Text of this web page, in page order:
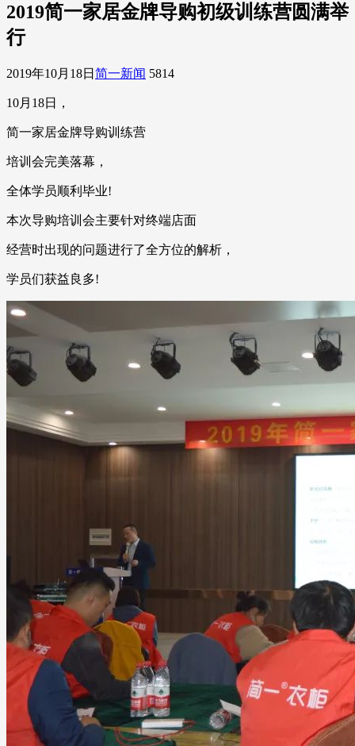
2019简一家居金牌导购初级训练营圆满举
行
2019年10月18日 简一新闻 5814
10月18日，
简一家居金牌导购训练营
培训会完美落幕，
全体学员顺利毕业!
本次导购培训会主要针对终端店面
经营时出现的问题进行了全方位的解析，
学员们获益良多!